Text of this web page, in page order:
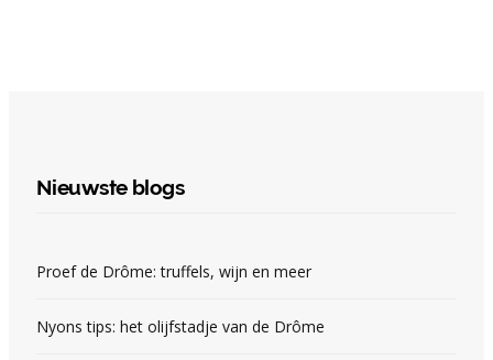
Nieuwste blogs
Proef de Drôme: truffels, wijn en meer
Nyons tips: het olijfstadje van de Drôme